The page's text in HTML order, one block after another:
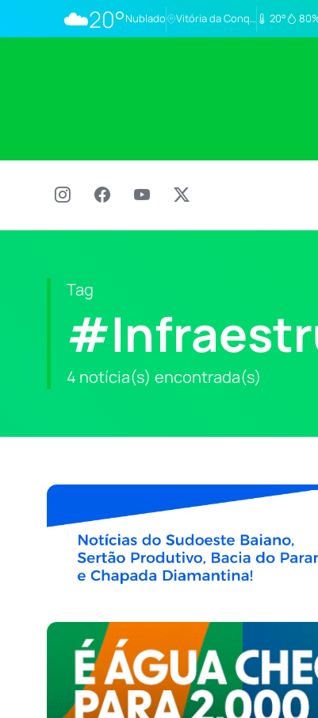
☁️20°Nublado Vitória da Conq… 20°
Tag
4 notícia(s) encontrada(s)